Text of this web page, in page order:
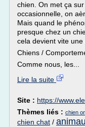
chien. On met ça
occasionnelle, on
Mais quand le
presque chez un
cela devient vite
Chiens /
Comme nous, les...
Lire la suite
Site : https://
Thèmes liés : chien
chien chat /